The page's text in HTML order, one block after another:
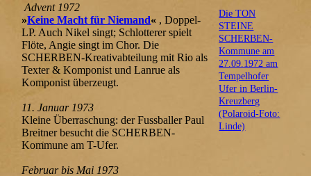
Die TON
STEINE
SCHERBEN-
Kommune am
27.09.1972 am
Tempelhofer
Ufer in Berlin-
Kreuzberg
(Polaroid-Foto:
Linde)
Advent 1972
»Keine Macht für Niemand« , Doppel-
LP. Auch Nikel singt; Schlotterer spielt
Flöte, Angie singt im Chor. Die
SCHERBEN-Kreativabteilung mit Rio als
Texter & Komponist und Lanrue als
Komponist überzeugt.
11. Januar 1973
Kleine Überraschung: der Fussballer Paul
Breitner besucht die SCHERBEN-
Kommune am T-Ufer.
Februar bis Mai 1973